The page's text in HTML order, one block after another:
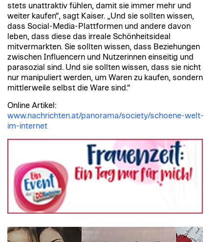
stets unattraktiv fühlen, damit sie immer mehr und
weiter kaufen“, sagt Kaiser. „Und sie sollten wissen,
dass Social-Media-Plattformen und andere davon
leben, dass diese das irreale Schönheitsideal
mitvermarkten. Sie sollten wissen, dass Beziehungen
zwischen Influencern und Nutzerinnen einseitig und
parasozial sind. Und sie sollten wissen, dass sie nicht
nur manipuliert werden, um Waren zu kaufen, sondern
mittlerweile selbst die Ware sind.“
Online Artikel:
www.nachrichten.at/panorama/society/schoene-welt-
im-internet